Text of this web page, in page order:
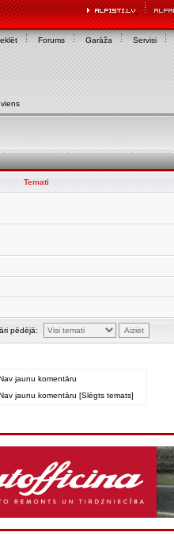
Forums Garāža Servisi
Temati
pēdējā:
jaunu komentāru
jaunu komentāru [Slēgts temats]